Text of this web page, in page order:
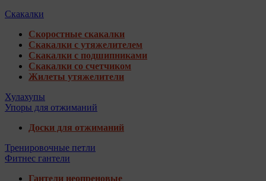
Скакалки
Скоростные скакалки
Скакалки с утяжелителем
Скакалки с подшипниками
Скакалки со счетчиком
Жилеты утяжелители
Хулахупы
Упоры для отжиманий
Доски для отжиманий
Тренировочные петли
Фитнес гантели
Гантели неопреновые